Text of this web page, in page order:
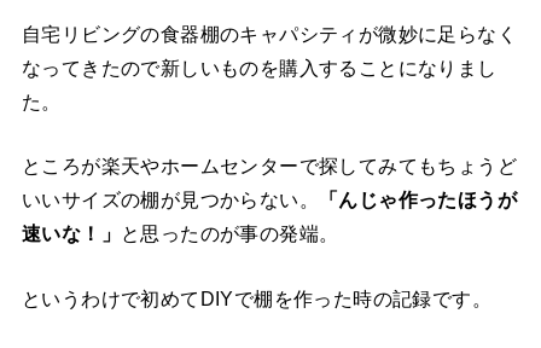
自宅リビングの食器棚のキャパシティが微妙に足らなく
なってきたので新しいものを購入することになりまし
た。
ところが楽天やホームセンターで探してみてもちょうど
いいサイズの棚が見つからない。
「んじゃ作ったほうが
速いな！」 と思ったのが事の発端。
というわけで初めてDIYで棚を作った時の記録です。